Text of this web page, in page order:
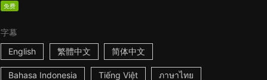
免费
字幕
English
繁體中文 简体中文
Bahasa Indonesia Tiếng Việt ภาษาไทย